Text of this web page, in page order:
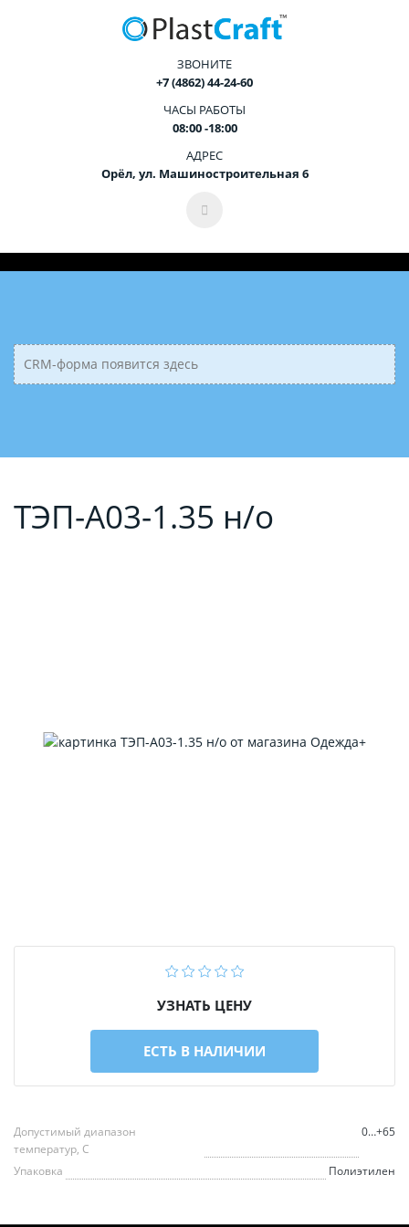
ЗВОНИТЕ
+7 (4862) 44-24-60
ЧАСЫ РАБОТЫ
08:00 -18:00
АДРЕС
Орёл, ул. Машиностроительная 6
CRM-форма появится здесь
ТЭП-А03-1.35 н/о
УЗНАТЬ ЦЕНУ
ЕСТЬ В НАЛИЧИИ
Допустимый диапазон
температур, С
0…+65
Упаковка Полиэтилен